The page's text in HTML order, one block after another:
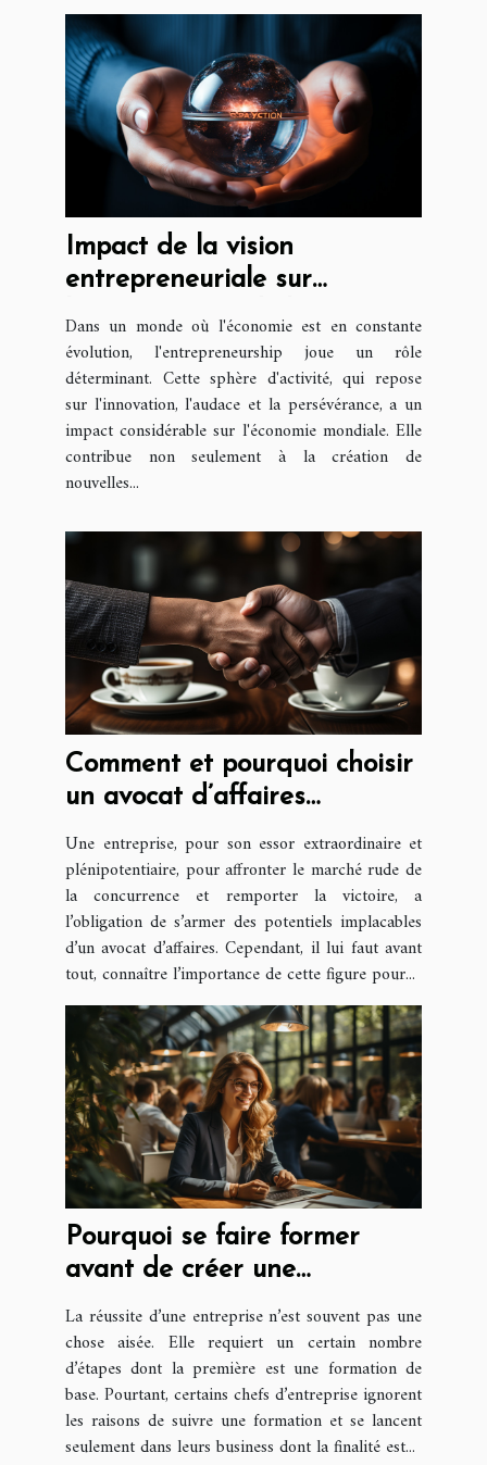
Impact de la vision
entrepreneuriale sur
Dans un monde où l'économie est en constante
évolution, l'entrepreneurship joue un rôle
déterminant. Cette sphère d'activité, qui repose
sur l'innovation, l'audace et la persévérance, a un
impact considérable sur l'économie mondiale. Elle
contribue non seulement à la création de
nouvelles...
Comment et pourquoi choisir
un avocat d’affaires
Une entreprise, pour son essor extraordinaire et
plénipotentiaire, pour affronter le marché rude de
la concurrence et remporter la victoire, a
l’obligation de s’armer des potentiels implacables
d’un avocat d’affaires. Cependant, il lui faut avant
tout, connaître l’importance de cette figure pour...
Pourquoi se faire former
avant de créer une
entreprise ?
La réussite d’une entreprise n’est souvent pas une
chose aisée. Elle requiert un certain nombre
d’étapes dont la première est une formation de
base. Pourtant, certains chefs d’entreprise ignorent
les raisons de suivre une formation et se lancent
seulement dans leurs business dont la finalité est...